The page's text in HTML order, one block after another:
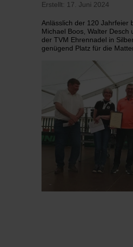
Erstellt: 17. Juni 2024
Anlässlich der 120 Jahrfeier
Michael Boos, Walter
der TVM Ehrennadel in
genügend Platz für die